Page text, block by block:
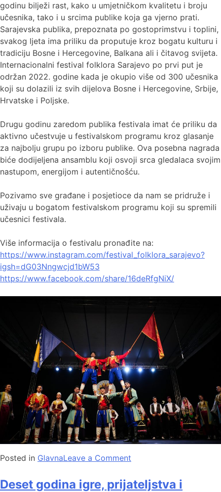
godinu bilježi rast, kako u umjetničkom kvalitetu i broju
učesnika, tako i u srcima publike koja ga vjerno prati.
Sarajevska publika, prepoznata po gostoprimstvu i toplini,
svakog ljeta ima priliku da proputuje kroz bogatu kulturu i
tradiciju Bosne i Hercegovine, Balkana ali i čitavog svijeta.
Internacionalni festival folklora Sarajevo po prvi put je
održan 2022. godine kada je okupio više od 300 učesnika
koji su dolazili iz svih dijelova Bosne i Hercegovine, Srbije,
Hrvatske i Poljske.
Drugu godinu zaredom publika festivala imat će priliku da
aktivno učestvuje u festivalskom programu kroz glasanje
za najbolju grupu po izboru publike. Ova posebna nagrada
biće dodijeljena ansamblu koji osvoji srca gledalaca svojim
nastupom, energijom i autentičnošću.
Pozivamo sve građane i posjetioce da nam se pridruže i
uživaju u bogatom festivalskom programu koji su spremili
učesnici festivala.
Više informacija o festivalu pronađite na:
https://www.instagram.com/festival_folklora_sarajevo?
igsh=dG03Nngwcjd1bW53
https://www.facebook.com/share/16deRfgNiX/
Posted in GlavnaLeave a Comment
Deset godina igre, prijateljstva i